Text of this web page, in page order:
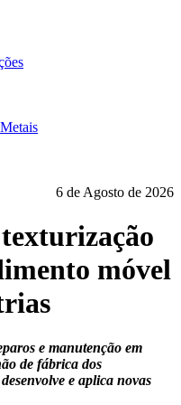
6 de Agosto de 2026
móvel
e manutenção em
de fábrica dos
e aplica novas